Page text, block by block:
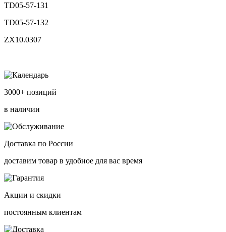
TD05-57-131
TD05-57-132
ZX10.0307
3000+ позиций
в наличии
Доставка по России
доставим товар в удобное для вас время
Акции и скидки
постоянным клиентам